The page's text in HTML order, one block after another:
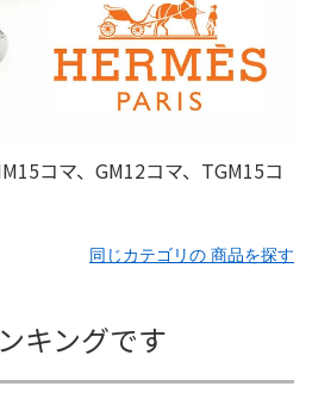
同じカテゴリの 商品を探す
キングです